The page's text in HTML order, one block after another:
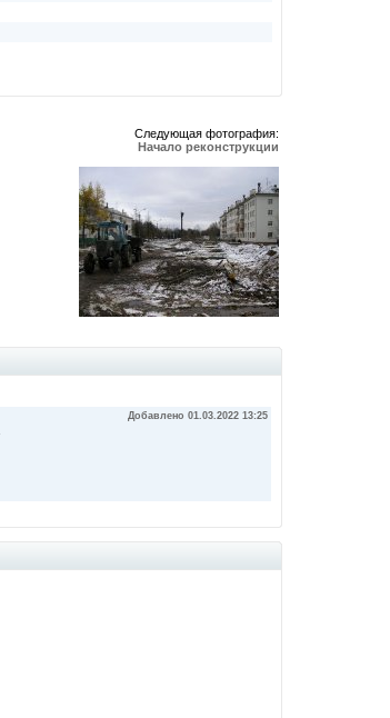
Следующая фотография:
Начало реконструкции
Добавлено 01.03.2022 13:25